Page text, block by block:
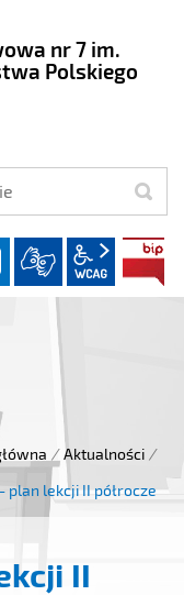
nr 7 im.
Polskiego
Dziennik elektroniczny
facebook
wcag2.1
/ Aktualności /
plan lekcji II półrocze
II